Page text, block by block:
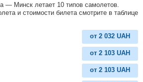
— Минск летает 10 типов самолетов.
и стоимости билета смотрите в таблице
от 2 032 UAH
от 2 103 UAH
от 2 103 UAH